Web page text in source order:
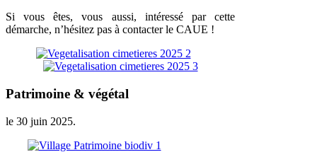
Si vous êtes, vous aussi, intéressé par cette
démarche, n’hésitez pas à contacter le CAUE !
Patrimoine & végétal
le 30 juin 2025.